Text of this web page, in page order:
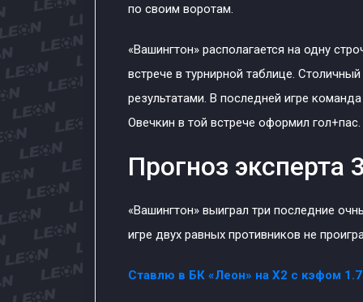
по своим воротам.
«Вашингтон» располагается на одну
встрече в турнирной таблице.
результатами. В последней игре
Овечкин в той встрече оформил гол+пас.
Прогноз эксперта
«Вашингтон» выиграл три последние
игре двух равных противников не
Ставлю в БК «Леон» на Х2 с кэфом